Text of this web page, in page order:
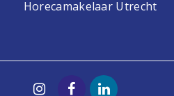
Horecamakelaar Utrecht